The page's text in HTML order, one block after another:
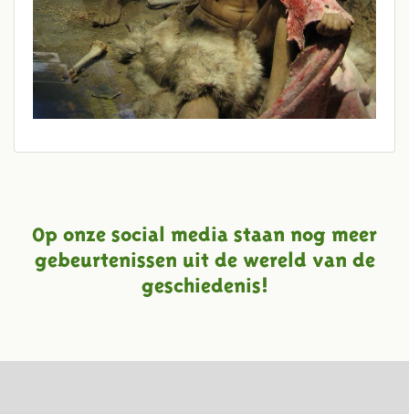
Op onze social media staan nog meer
gebeurtenissen uit de wereld van de
geschiedenis!